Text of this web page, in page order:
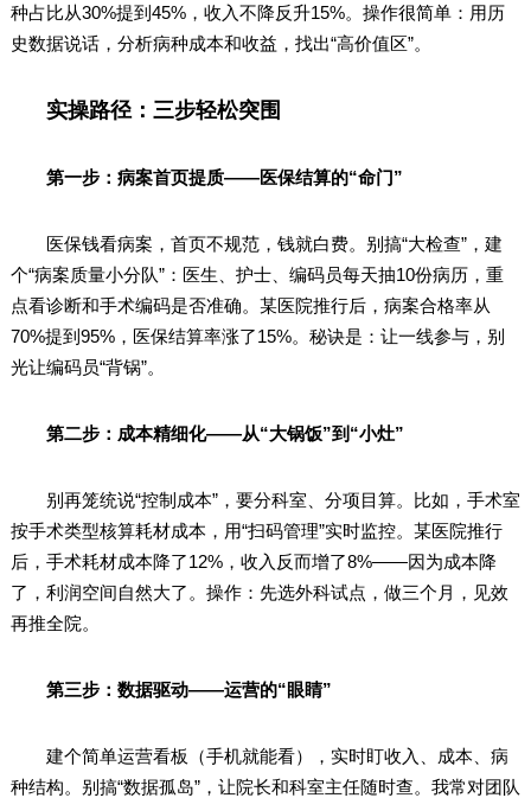
种占比从30%提到45%，收入不降反升15%。操作很简单：用历
史数据说话，分析病种成本和收益，找出“高价值区”。
实操路径：三步轻松突围
第一步：病案首页提质——医保结算的“命门”
医保钱看病案，首页不规范，钱就白费。别搞“大检查”，建
个“病案质量小分队”：医生、护士、编码员每天抽10份病历，重
点看诊断和手术编码是否准确。某医院推行后，病案合格率从
70%提到95%，医保结算率涨了15%。秘诀是：让一线参与，别
光让编码员“背锅”。
第二步：成本精细化——从“大锅饭”到“小灶”
别再笼统说“控制成本”，要分科室、分项目算。比如，手术室
按手术类型核算耗材成本，用“扫码管理”实时监控。某医院推行
后，手术耗材成本降了12%，收入反而增了8%——因为成本降
了，利润空间自然大了。操作：先选外科试点，做三个月，见效
再推全院。
第三步：数据驱动——运营的“眼睛”
建个简单运营看板（手机就能看），实时盯收入、成本、病
种结构。别搞“数据孤岛”，让院长和科室主任随时查。我常对团队